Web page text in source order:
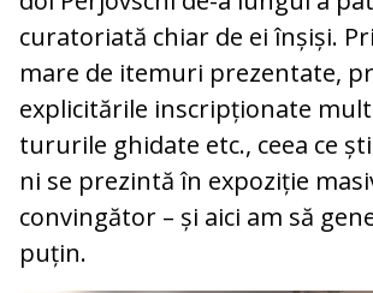
curatoriată chiar de ei înșiși.
mare de itemuri prezentate,
explicitările inscripționate
tururile ghidate etc., ceea ce
ni se prezintă în expoziție
convingător – și aici am să
puțin.